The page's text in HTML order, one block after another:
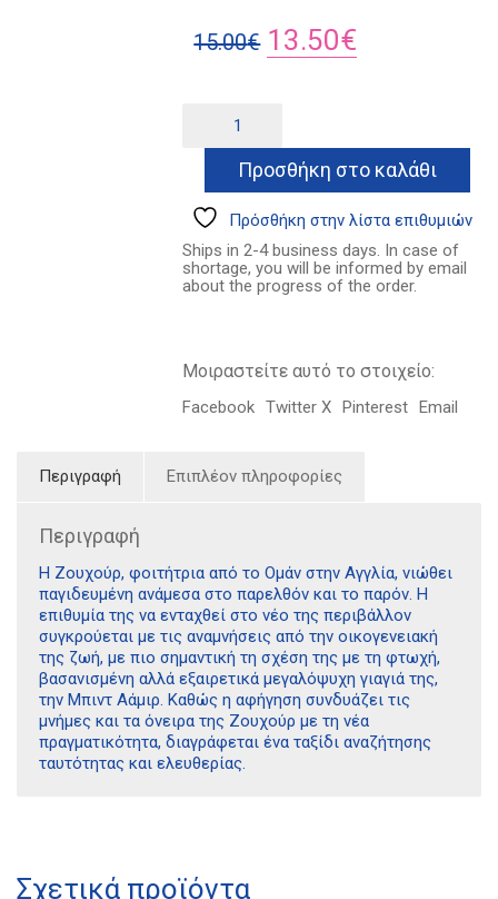
15.00€ Original
15.00€.
13.50€
είναι:
13.50€.
ποσότητα
Προσθήκη στο καλάθι
Πρόσθήκη στην λίστα επιθυμιών
Ships in 2-4 business days. In case of
shortage, you will be informed by email
about the progress of the order.
Μοιραστείτε αυτό το στοιχείο:
Facebook Twitter X Pinterest Email
Περιγραφή Επιπλέον πληροφορίες
Περιγραφή
Η Ζουχούρ, φοιτήτρια από το Ομάν στην Αγγλία, νιώθει
παγιδευμένη ανάμεσα στο παρελθόν και το παρόν. Η
επιθυμία της να ενταχθεί στο νέο της περιβάλλον
συγκρούεται με τις αναμνήσεις από την οικογενειακή
της ζωή, με πιο σημαντική τη σχέση της με τη φτωχή,
βασανισμένη αλλά εξαιρετικά μεγαλόψυχη γιαγιά της,
την Μπιντ Αάμιρ. Καθώς η αφήγηση συνδυάζει τις
μνήμες και τα όνειρα της Ζουχούρ με τη νέα
πραγματικότητα, διαγράφεται ένα ταξίδι αναζήτησης
ταυτότητας και ελευθερίας.
Σχετικά προϊόντα
Διδότου 34, Αθήνα 106 80